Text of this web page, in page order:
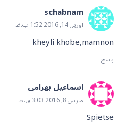
schabnam
آوریل 14, 2016 1:52 ب.ظ
kheyli khobe,mamnon
پاسخ
اسماعیل بهرامی
مارس 8, 2016 3:03 ق.ظ
Spietse